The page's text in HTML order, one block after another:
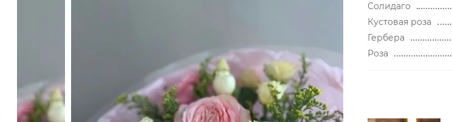
Солидаго
Кустовая роза
Гербера
Роза